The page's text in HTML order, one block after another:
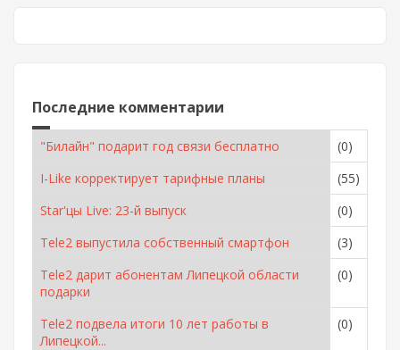
Последние комментарии
"Билайн" подарит год связи бесплатно
(0)
I-Like корректирует тарифные планы
(55)
Star'цы Live: 23-й выпуск
(0)
Tele2 выпустила собственный смартфон
(3)
Tele2 дарит абонентам Липецкой области
подарки
(0)
Tele2 подвела итоги 10 лет работы в
Липецкой...
(0)